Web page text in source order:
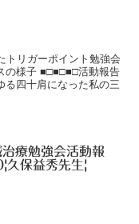
トリガーポイント勉強会
の様子 ■□■□■□活動報告
四十肩になった私の三
療勉強会活動報
保益秀先生|